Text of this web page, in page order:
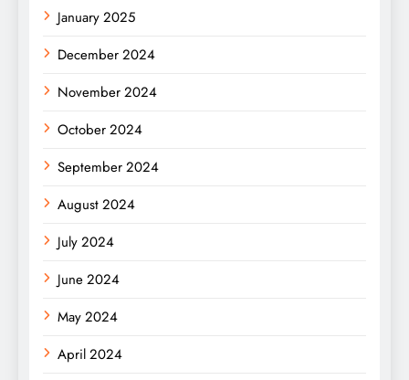
January 2025
December 2024
November 2024
October 2024
September 2024
August 2024
July 2024
June 2024
May 2024
April 2024